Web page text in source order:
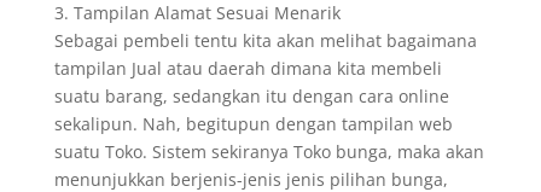
3. Tampilan Alamat Sesuai Menarik
Sebagai pembeli tentu kita akan melihat bagaimana
tampilan Jual atau daerah dimana kita membeli
suatu barang, sedangkan itu dengan cara online
sekalipun. Nah, begitupun dengan tampilan web
suatu Toko. Sistem sekiranya Toko bunga, maka akan
menunjukkan berjenis-jenis jenis pilihan bunga,